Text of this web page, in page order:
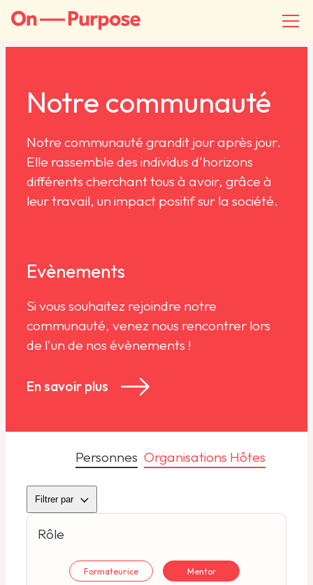
Notre communauté
Notre communauté grandit jour après jour.
Elle rassemble des individus d'horizons
différents cherchant tous à avoir, grâce à
leur travail, un impact positif sur la société.
Evènements
Si vous souhaitez rejoindre notre
communauté, venez nous rencontrer lors
de l'un de nos évènements !
En savoir plus
Personnes Organisations Hôtes
Filtrer par
Rôle
Formateur·ice Mentor